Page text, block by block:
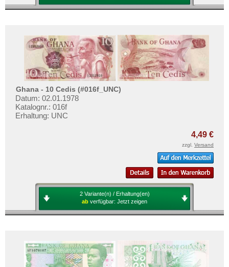
Ghana - 10 Cedis (#016f_UNC)
Datum: 02.01.1978
Katalognr.: 016f
Erhaltung: UNC
4,49 €
zzgl. Versand
2 Variante(n) / Erhaltung(en)
ab verfügbar: Jetzt zeigen